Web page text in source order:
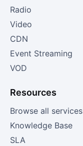
Radio
Video
CDN
Event Streaming
VOD
Resources
Browse all services
Knowledge Base
SLA